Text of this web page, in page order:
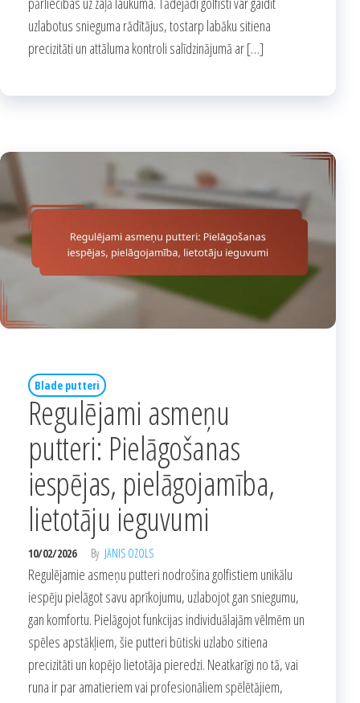
uzlabotus snieguma rādītājus, tostarp labāku sitiena
precizitāti un attāluma kontroli salīdzinājumā ar […]
Blade putteri
Regulējami asmeņu
putteri: Pielāgošanas
iespējas, pielāgojamība,
lietotāju ieguvumi
10/02/2026 By JĀNIS OZOLS
Regulējamie asmeņu putteri nodrošina golfistiem unikālu
iespēju pielāgot savu aprīkojumu, uzlabojot gan sniegumu,
gan komfortu. Pielāgojot funkcijas individuālajām vēlmēm un
spēles apstākļiem, šie putteri būtiski uzlabo sitiena
precizitāti un kopējo lietotāja pieredzi. Neatkarīgi no tā, vai
runa ir par amatieriem vai profesionāliem spēlētājiem,